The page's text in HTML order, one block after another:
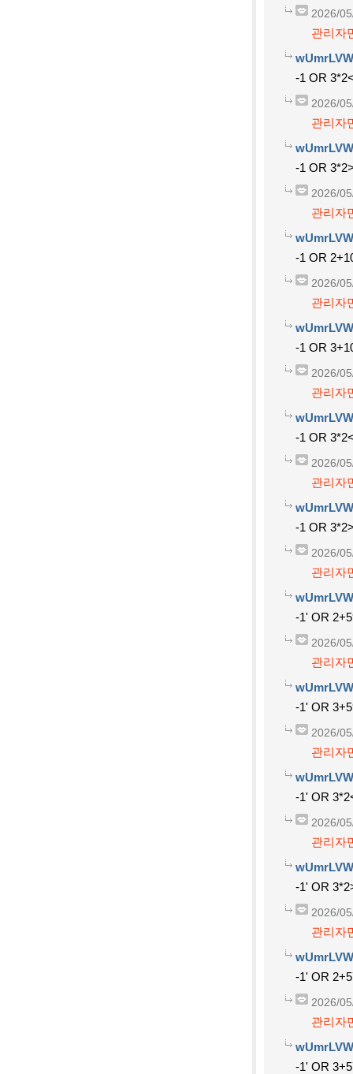
2026/
관리자
-1 OR
2026/
관리자
-1 OR
2026/
관리자
-1 OR
2026/
관리자
-1 OR
2026/
관리자
-1 OR
2026/
관리자
-1 OR
2026/
관리자
-1' OR
2026/
관리자
-1' OR
2026/
관리자
-1' OR
2026/
관리자
-1' OR
2026/
관리자
-1' OR
2026/
관리자
-1' OR